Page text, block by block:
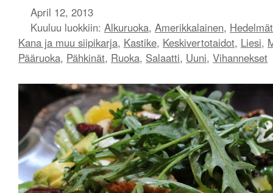
April 12, 2013
Kuuluu luokkiin: Alkuruoka, Amerikkalainen, Hedelmät
Kana ja muu siipikarja, Kastike, Keskivertotaidot, Liesi,
Pääruoka, Pähkinät, Ruoka, Salaatti, Uuni, Vihannekset